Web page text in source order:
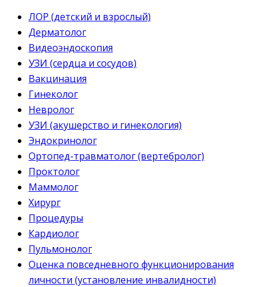
ЛОР (детский и взрослый)
Дерматолог
Видеоэндоскопия
УЗИ (сердца и сосудов)
Вакцинация
Гинеколог
Невролог
УЗИ (акушерство и гинекология)
Эндокринолог
Ортопед-травматолог (вертебролог)
Проктолог
Маммолог
Хирург
Процедуры
Кардиолог
Пульмонолог
Оценка повседневного функционирования
личности (установление инвалидности)